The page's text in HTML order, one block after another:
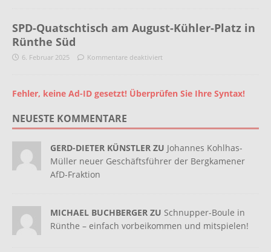
SPD-Quatschtisch am August-Kühler-Platz in
Rünthe Süd
6. Februar 2025 Kommentare deaktiviert
Fehler, keine Ad-ID gesetzt! Überprüfen Sie Ihre Syntax!
NEUESTE KOMMENTARE
GERD-DIETER KÜNSTLER ZU Johannes Kohlhas-
Müller neuer Geschäftsführer der Bergkamener
AfD-Fraktion
MICHAEL BUCHBERGER ZU Schnupper-Boule in
Rünthe – einfach vorbeikommen und mitspielen!